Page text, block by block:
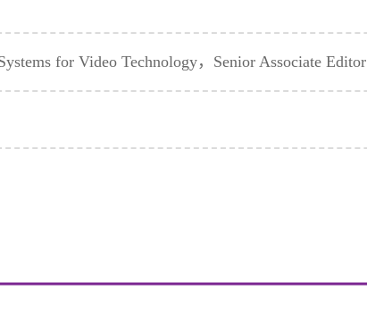
for Video Technology，Senior Associate Editor